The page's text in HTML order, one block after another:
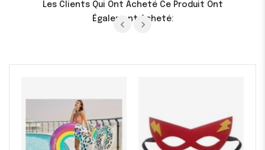
Les Clients Qui Ont Acheté Ce Produit Ont
Également Acheté: